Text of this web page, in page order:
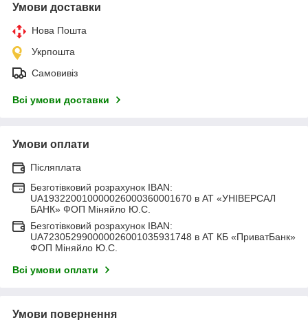
Умови доставки
Нова Пошта
Укрпошта
Самовивіз
Всі умови доставки
Умови оплати
Післяплата
Безготівковий розрахунок IBAN:
UA193220010000026000360001670 в АТ «УНІВЕРСАЛ
БАНК» ФОП Міняйло Ю.С.
Безготівковий розрахунок IBAN:
UA723052990000026001035931748 в АТ КБ «ПриватБанк»
ФОП Міняйло Ю.С.
Всі умови оплати
Умови повернення